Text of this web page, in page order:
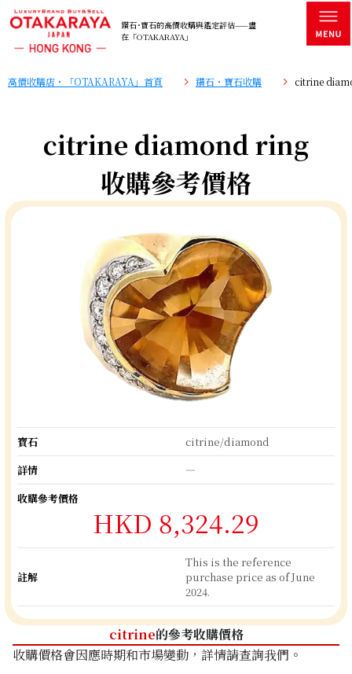
鑽石･寶石的高價收購與鑑定評估——盡
在「OTAKARAYA」
高價收購店・「OTAKARAYA」首頁 鑽石・寶石收購 citrine
citrine diamond ring
收購參考價格
寶石
citrine/diamond
詳情
―
收購參考價格
HKD 8,324.29
註解
This is the reference
purchase price as of June
2024.
citrine的參考收購價格
收購價格會因應時期和市場變動，詳情請查詢我們。